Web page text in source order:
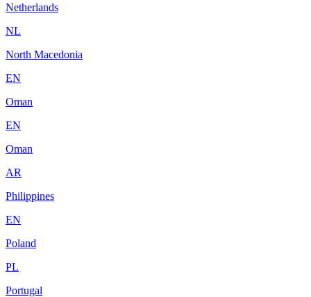
Netherlands
NL
North Macedonia
EN
Oman
EN
Oman
AR
Philippines
EN
Poland
PL
Portugal